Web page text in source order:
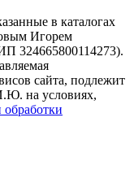
в каталогах
Игорем
324665800114273).
сайта, подлежит
на условиях,